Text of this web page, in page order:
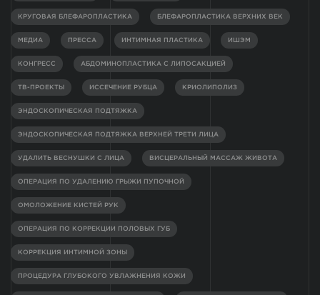
КРУГОВАЯ БЛЕФАРОПЛАСТИКА БЛЕФАРОПЛАСТИКА ВЕРХНИХ ВЕК
МЕДИА ПРЕССА ИНТИМНАЯ ПЛАСТИКА ИШЭМ
КОНГРЕСС АБДОМИНОПЛАСТИКА С ЛИПОСАКЦИЕЙ
ТВ-ПРОЕКТЫ ИССЕЧЕНИЕ РУБЦА КРИОЛИПОЛИЗ
ЭНДОСКОПИЧЕСКАЯ ПОДТЯЖКА
ЭНДОСКОПИЧЕСКАЯ ПОДТЯЖКА ВЕРХНЕЙ ТРЕТИ ЛИЦА
УДАЛИТЬ ВЕСНУШКИ С ЛИЦА ВИСЦЕРАЛЬНЫЙ МАССАЖ ЖИВОТА
ОПЕРАЦИЯ ПО УДАЛЕНИЮ ГРЫЖИ ПУПОЧНОЙ
ОМОЛОЖЕНИЕ КИСТЕЙ РУК
ОПЕРАЦИЯ ПО КОРРЕКЦИИ ПОЛОВЫХ ГУБ
КОРРЕКЦИЯ ИНТИМНОЙ ЗОНЫ
ПРОЦЕДУРА ГЛУБОКОГО УВЛАЖНЕНИЯ КОЖИ